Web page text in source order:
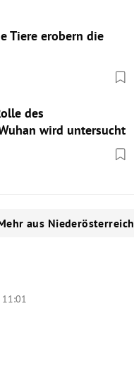
Tiere erobern die
des
wird untersucht
aus Niederösterreich